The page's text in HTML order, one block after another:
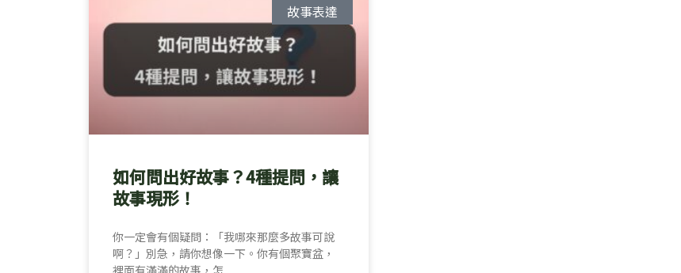
故事表達
如何問出好故事？4種提問，讓
故事現形！
你一定會有個疑問：「我哪來那麼多故事可說
啊？」別急，請你想像一下。你有個聚寶盆，